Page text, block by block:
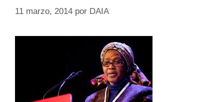
11 marzo, 2014 por DAIA